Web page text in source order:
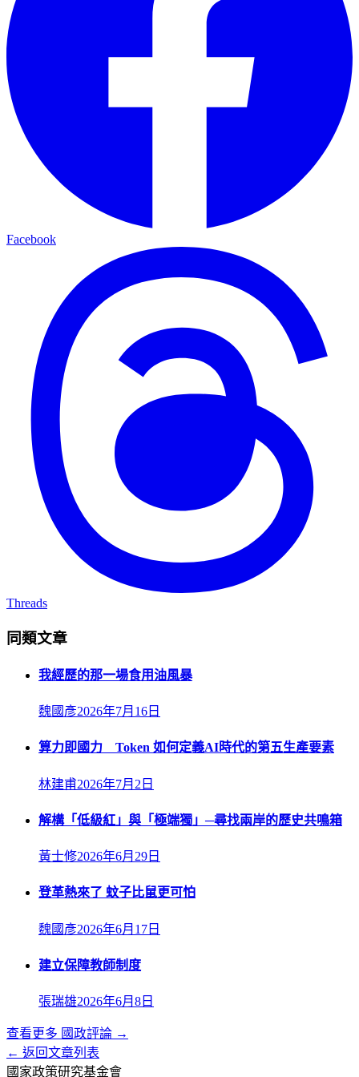
Facebook
Threads
同類文章
我經歷的那一場食用油風暴
魏國彥2026年7月16日
算力即國力 Token 如何定義AI時代的第五生產要素
林建甫2026年7月2日
解構「低級紅」與「極端獨」─尋找兩岸的歷史共鳴箱
黃士修2026年6月29日
登革熱來了 蚊子比鼠更可怕
魏國彥2026年6月17日
建立保障教師制度
張瑞雄2026年6月8日
查看更多 國政評論 →
← 返回文章列表
國家政策研究基金會